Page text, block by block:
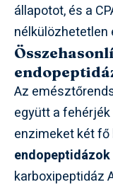
állapotot, és a
Az
együtt a
enzimeket két
endopeptidázok
karboxipeptidáz